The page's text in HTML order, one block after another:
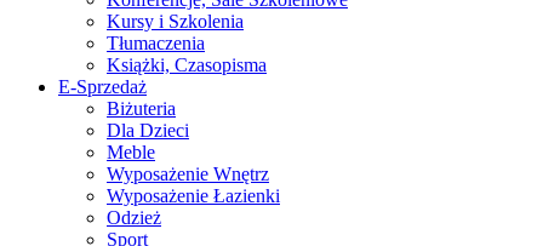
Kursy i Szkolenia
Tłumaczenia
Książki, Czasopisma
E-Sprzedaż
Biżuteria
Dla Dzieci
Meble
Wyposażenie Wnętrz
Wyposażenie Łazienki
Odzież
Sport